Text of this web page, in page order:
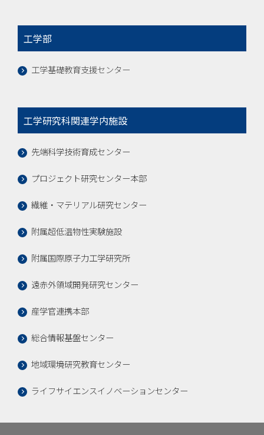
工学部
工学基礎教育支援センター
工学研究科関連学内施設
先端科学技術育成センター
プロジェクト研究センター本部
繊維・マテリアル研究センター
附属超低温物性実験施設
附属国際原子力工学研究所
遠赤外領域開発研究センター
産学官連携本部
総合情報基盤センター
地域環境研究教育センター
ライフサイエンスイノベーションセンター